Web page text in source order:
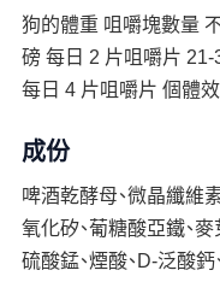
狗的體重 咀嚼塊數量
磅 每日 2 片咀嚼片
每日 4 片咀嚼片 個體
成份
啤酒乾酵母、微晶纖維
氧化矽、葡糖酸亞鐵、麥
硫酸錳、煙酸、D-泛酸鈣